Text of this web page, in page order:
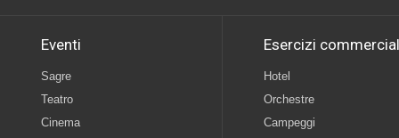
Eventi
Sagre
Teatro
Cinema
Esercizi
Hotel
Orchestre
Campeggi